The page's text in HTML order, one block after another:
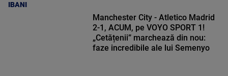
IBANI
Manchester City - Atletico Madrid
2-1, ACUM, pe VOYO SPORT 1!
„Cetățenii” marchează din nou:
faze incredibile ale lui Semenyo